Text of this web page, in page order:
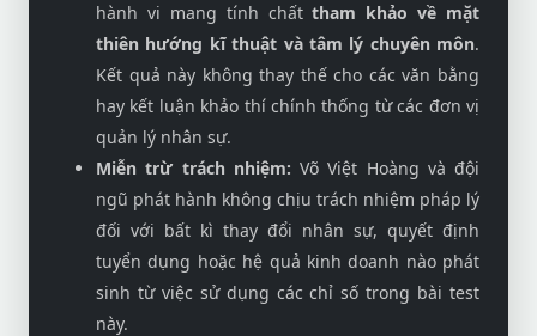
hành vi mang tính chấttham khảo về mặt
thiên hướng kĩ thuật và tâm lý chuyên môn.
Kết quả này không thay thế cho các văn bằng
hay kết luận khảo thí chính thống từ các đơn vị
quản lý nhân sự.
Miễn trừ trách nhiệm: Võ Việt Hoàng và đội
ngũ phát hành không chịu trách nhiệm pháp lý
đối với bất kì thay đổi nhân sự, quyết định
tuyển dụng hoặc hệ quả kinh doanh nào phát
sinh từ việc sử dụng các chỉ số trong bài test
này.